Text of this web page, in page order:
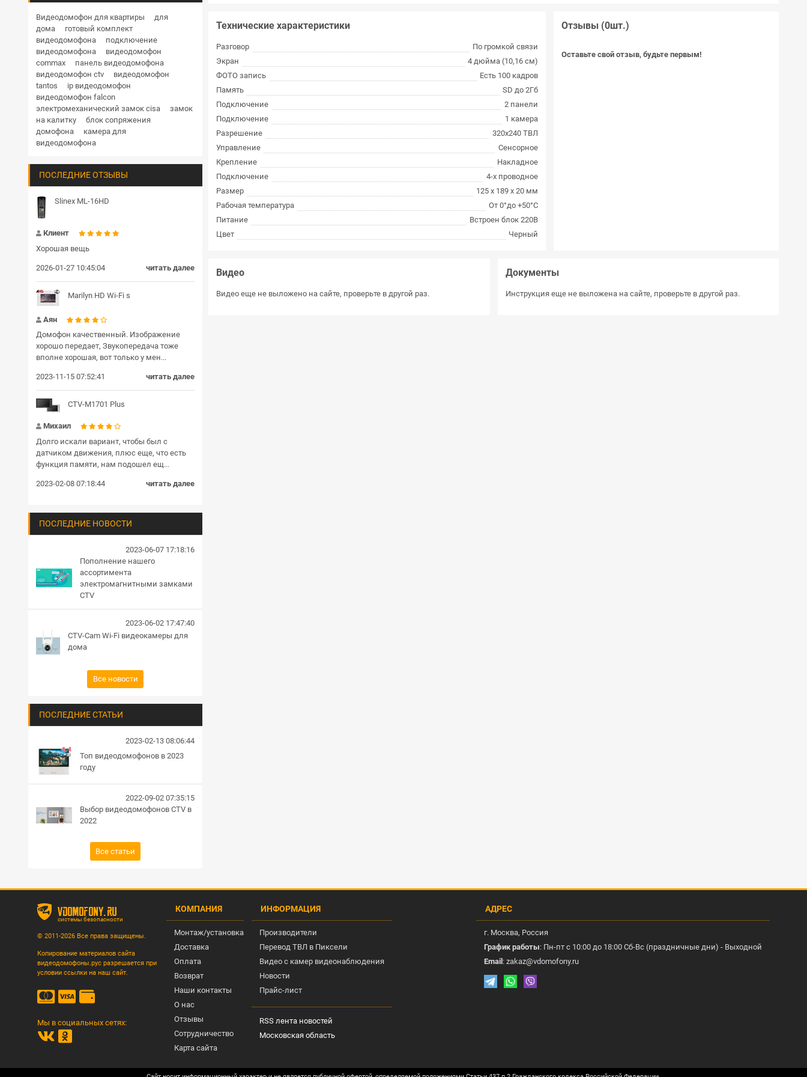
Купольная поворотная уличные
HD
1 Мп 1.3 Мп 2 Мп
RVi
Hikvision Hiwatch
Dahua
TRASSIR
BEWARD
Кнопки выхода
Гибкие переходы
Комплекты и готовые решения СКУД
Блоки сопряжения
Передатчик и приемник
Пульт управления
Громкоговорители
Видеодомофон для квартиры
для
дома
готовый комплект
видеодомофона
подключение
видеодомофона
видеодомофон
commax
панель видеодомофона
видеодомофон ctv
видеодомофон
tantos
ip видеодомофон
видеодомофон falcon
электромеханический замок cisa
замок
на калитку
блок сопряжения
домофона
камера для
видеодомофона
ПОСЛЕДНИЕ ОТЗЫВЫ
Slinex ML-16HD
Клиент
Хорошая вещь
2026-01-27 10:45:04 читать далее
Marilyn HD Wi-Fi s
Аян
Домофон качественный. Изображение
хорошо передает, Звукопередача тоже
вполне хорошая, вот только у мен...
2023-11-15 07:52:41 читать далее
CTV-M1701 Plus
Михаил
Долго искали вариант, чтобы был с
датчиком движения, плюс еще, что есть
функция памяти, нам подошел ещ...
2023-02-08 07:18:44 читать далее
ПОСЛЕДНИЕ НОВОСТИ
2023-06-07 17:18:16
Пополнение нашего
ассортимента
электромагнитными замками
CTV
2023-06-02 17:47:40
CTV-Cam Wi-Fi видеокамеры для
дома
Все новости
ПОСЛЕДНИЕ СТАТЬИ
2023-02-13 08:06:44
Топ видеодомофонов в 2023
году
2022-09-02 07:35:15
Выбор видеодомофонов CTV в
2022
Все статьи
Технические характеристики
Разговор
По громкой связи
Экран
4 дюйма (10,16 см)
ФОТО запись
Есть 100 кадров
Память
SD до 2Гб
Подключение
2 панели
Подключение
1 камера
Разрешение
320x240 ТВЛ
Управление
Сенсорное
Крепление
Накладное
Подключение
4-х проводное
Размер
125 х 189 х 20 мм
Рабочая температура
От 0°до +50°C
Питание
Встроен блок 220В
Цвет
Черный
Отзывы (0шт.)
Оставьте свой отзыв, будьте первым!
Видео
Видео еще не выложено на сайте, проверьте в другой раз.
Документы
Инструкция еще не выложена на сайте, проверьте в другой раз.
vdomofony.ru
системы безопасности
© 2011-2026 Все права защищены.
Копирование материалов сайта
видеодомофоны.рус разрешается при
условии ссылки на наш сайт.
Мы в социальных сетях:
КОМПАНИЯ
Монтаж/установка
Доставка
Оплата
Возврат
Наши контакты
О нас
Отзывы
Сотрудничество
Карта сайта
ИНФОРМАЦИЯ
Производители
Перевод ТВЛ в Пиксели
Видео с камер видеонаблюдения
Новости
Прайс-лист
RSS лента новостей
Московская область
АДРЕС
г. Москва, Россия
График работы: Пн-пт с 10:00 до 18:00 Сб-Вс (праздничные дни) - Выходной
Email : zakaz@vdomofony.ru